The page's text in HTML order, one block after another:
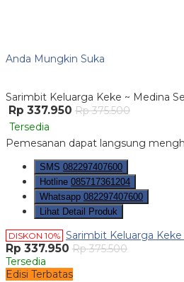
Anda Mungkin Suka
Sarimbit Keluarga Keke ~ Medina
Rp 337.950 Rp 375.500
Tersedia
Pemesanan dapat langsung
SMS 082297407600
Hotline 085717361204
Whatsapp 082297407600
Lihat Detail Produk
DISKON 10% Sarimbit Keluarga Keke
Rp 337.950 Rp 375.500
Tersedia
Edisi Terbatas